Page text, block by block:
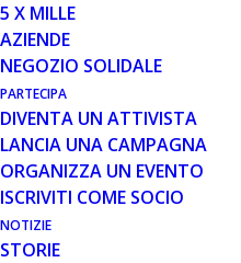
5 X MILLE
AZIENDE
NEGOZIO SOLIDALE
PARTECIPA
DIVENTA UN ATTIVISTA
LANCIA UNA CAMPAGNA
ORGANIZZA UN EVENTO
ISCRIVITI COME SOCIO
NOTIZIE
STORIE
7 SET 2022
IL 7 SETTEMBRE
GIORNATA
DISTROFIA
DUCHENNE